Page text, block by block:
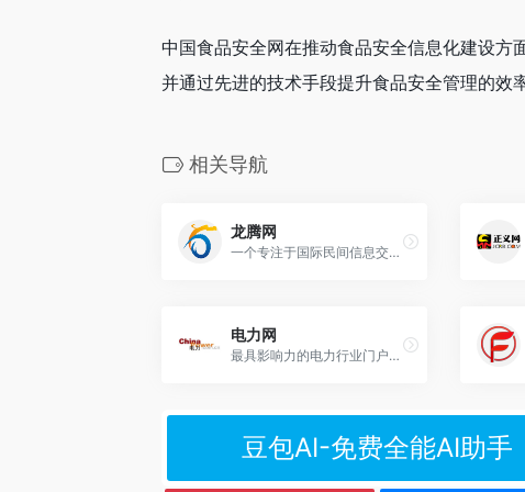
中国食品安全网在推动食品安全信息化建设方
并通过先进的技术手段提升食品安全管理的效
相关导航
龙腾网
一个专注于国际民间信息交流的新闻资讯网站
电力网
最具影响力的电力行业门户网站
豆包AI-免费全能AI助手